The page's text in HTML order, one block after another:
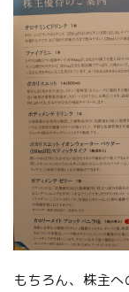
もちろん、株主へ